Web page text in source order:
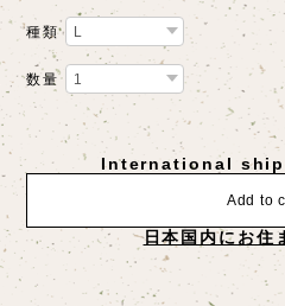
種類
数量
International
Add to
日本国内にお住